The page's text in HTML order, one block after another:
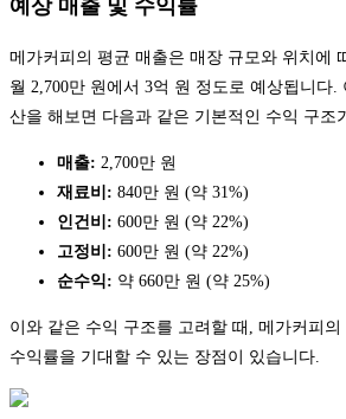
예상 매출 및 수익률
메가커피의 평균 매출은 매장 규모와 위치에
월 2,700만 원에서 3억 원 정도로 예상됩니다.
산을 해보면 다음과 같은 기본적인 수익 구조
매출: 2,700만 원
재료비: 840만 원 (약 31%)
인건비: 600만 원 (약 22%)
고정비: 600만 원 (약 22%)
순수익: 약 660만 원 (약 25%)
이와 같은 수익 구조를 고려할 때, 메가커피
수익률을 기대할 수 있는 장점이 있습니다.